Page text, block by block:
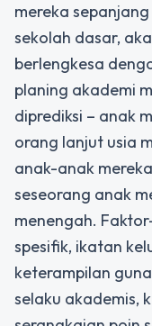
mereka
sekolah dasar,
berlengkesa
planing akademi
diprediksi – anak
orang lanjut usia
anak-anak
seseorang anak
menengah.
spesifik, ikatan
keterampilan
selaku akademis,